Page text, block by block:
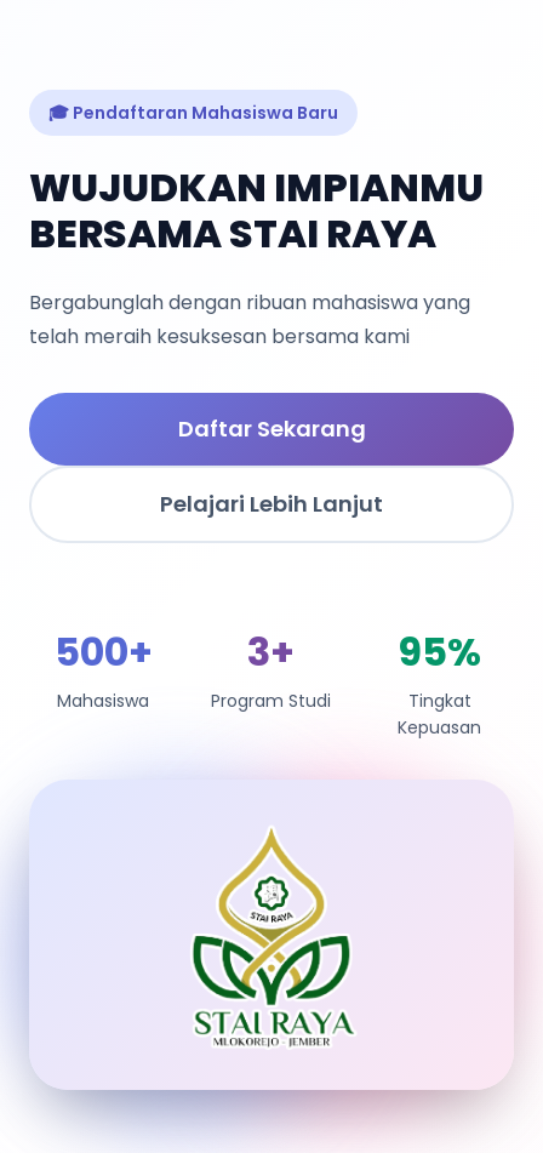
🎓 Pendaftaran Mahasiswa Baru
WUJUDKAN IMPIANMU
BERSAMA STAI RAYA
Bergabunglah dengan ribuan mahasiswa yang
telah meraih kesuksesan bersama kami
Daftar Sekarang
Pelajari Lebih Lanjut
500+
Mahasiswa
3+
Program Studi
95%
Tingkat
Kepuasan